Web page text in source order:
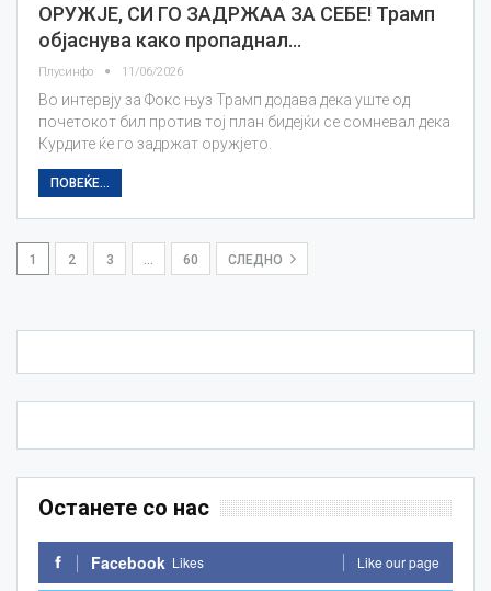
ОРУЖЈЕ, СИ ГО ЗАДРЖАА ЗА СЕБЕ! Трамп
објаснува како пропаднал…
Плусинфо 11/06/2026
Во интервју за Фокс њуз Трамп додава дека уште од
почетокот бил против тој план бидејќи се сомневал дека
Курдите ќе го задржат оружјето.
ПОВЕЌЕ...
1 2 3 60 СЛЕДНО
Останете со нас
Facebook Likes Like our page